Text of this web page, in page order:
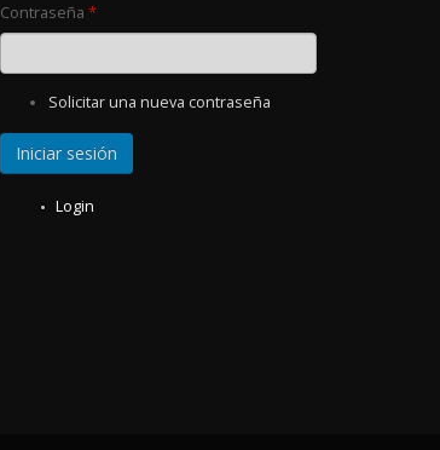
Contraseña *
Solicitar una nueva contraseña
Login